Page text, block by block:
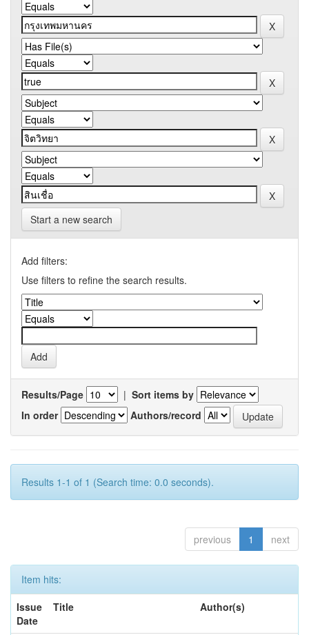
Start a new search
Add filters:
Use filters to refine the search results.
Results/Page | Sort items by
In order
Authors/record
Results 1-1 of 1 (Search time: 0.0 seconds).
previous 1 next
Item hits:
Issue
Date
Title Author(s)